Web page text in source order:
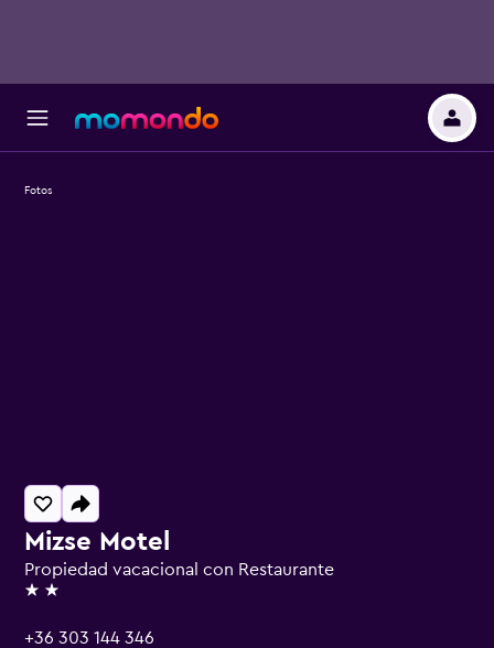
Mizse Motel
Propiedad vacacional con Restaurante
2 estrellas
+36 303 144 346
Fotos